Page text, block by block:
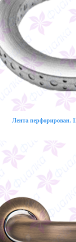
Лента перфорирован.